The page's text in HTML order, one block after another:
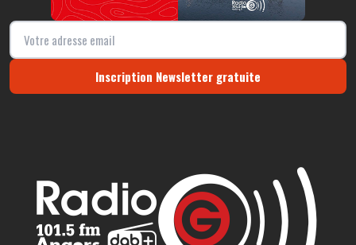
Inscription Newsletter gratuite